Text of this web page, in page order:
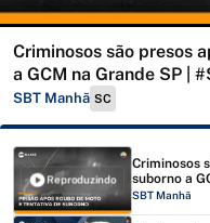
Criminosos são presos
a GCM na Grande SP |
SBT Manhã SC
Reproduzindo
Criminosos
suborno a
SBT Manhã